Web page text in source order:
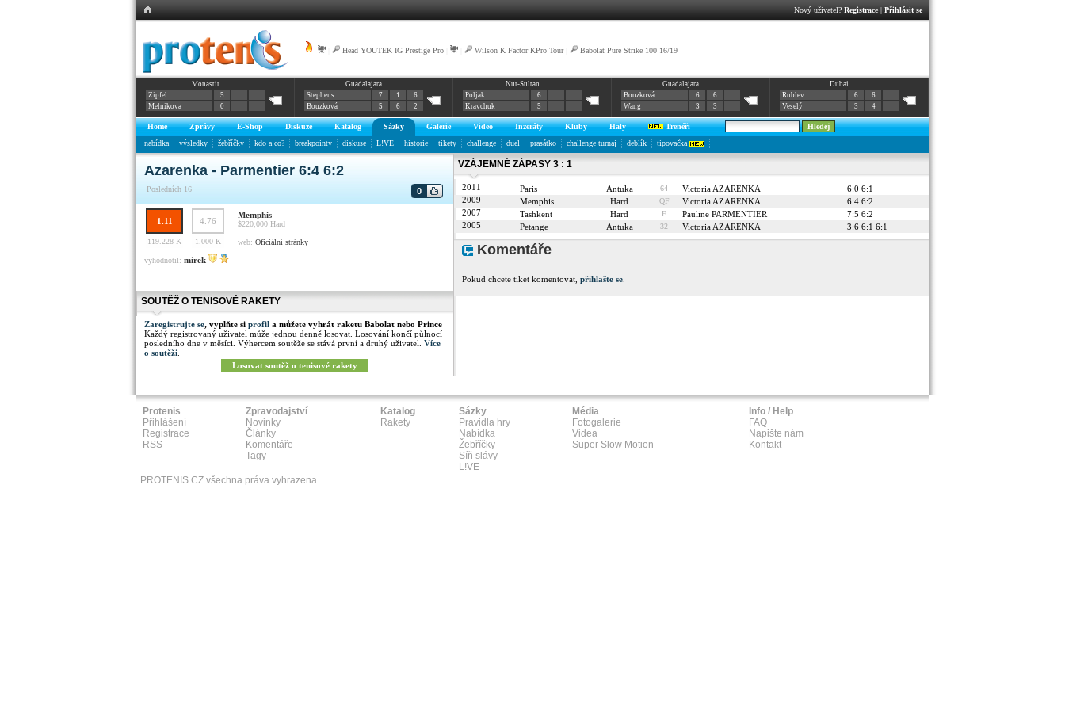
Nový uživatel? Registrace| Přihlásit se
Head YOUTEK IG Prestige Pro Wilson K Factor KPro Tour| Babolat Pure Strike 100 16/19
Monastir
Zipfel
5
Melnikova
0
Guadalajara
Stephens
7 1
6
Bouzková
5 6 2
Nur-Sultan
Poljak
6
Kravchuk
5
Guadalajara
Bouzková
6
6
Wang
3 3
Dubai
Rublev
6
6
Veselý
3 4
Home Zprávy E-Shop Diskuze Katalog Sázky Galerie Video Inzeráty Kluby Haly
Trenéři
nabídka
výsledky žebříčky kdo a co? breakpointy diskuse L!VE historie tikety challenge duel prasátko challenge turnaj deblík tipovačka
Azarenka - Parmentier 6:4 6:2
Posledních 16 0
1.11 4.76
Memphis
$220,000 Hard
119.228 K
1.000 K web: Oficiální stránky
vyhodnotil: mirek
SOUTĚŽ O TENISOVÉ RAKETY
Zaregistrujte se, vyplňte si profil a můžete vyhrát raketu Babolat nebo Prince
Každý registrovaný uživatel může jednou denně losovat. Losování končí půlnocí
posledního dne v měsíci. Výhercem soutěže se stává první a druhý uživatel. Více
o soutěži
Losovat soutěž o tenisové rakety
VZÁJEMNÉ ZÁPASY 3 : 1
2011 Paris Antuka 64 Victoria AZARENKA
6:0 6:1
2009
Memphis Hard QF Victoria AZARENKA
6:4 6:2
2007
Tashkent Hard F Pauline PARMENTIER
7:5 6:2
2005
Petange Antuka 32 Victoria AZARENKA 3:6 6:1 6:1
Komentáře
Pokud chcete tiket komentovat, přihlašte se
Protenis
Přihlášení
Registrace
RSS
Zpravodajství
Novinky
Články
Komentáře
Tagy
Katalog
Rakety
Sázky
Pravidla hry
Nabídka
Žebříčky
Síň slávy
L!VE
Média
Fotogalerie
Videa
Super Slow Motion
Info / Help
FAQ
Napište nám
Kontakt
PROTENIS.CZ všechna práva vyhrazena